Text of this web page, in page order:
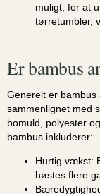
muligt, for at
tørretumbler,
Er bambus
Generelt er bambus
sammenlignet med
bomuld, polyester
bambus inkluderer:
Hurtig vækst:
høstes flere